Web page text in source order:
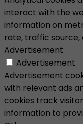
interact with the
information on
rate, traffic source,
Advertisement
Advertisement
Advertisement
with relevant ads
cookies track
information to